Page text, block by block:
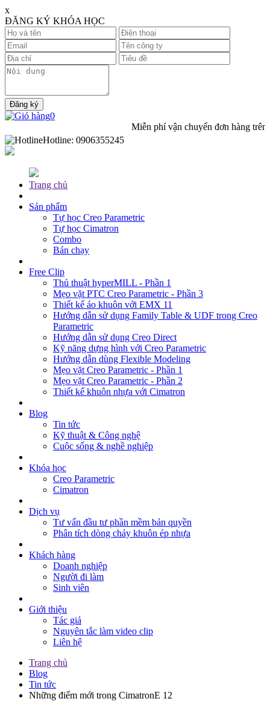
x
ĐĂNG KÝ KHÓA HỌC
0
Miễn phí vận chuyển đơn hàng trên
Hotline: 0906355245
Trang chủ
Sản phẩm
Tự học Creo Parametric
Tự học Cimatron
Combo
Bán chạy
Free Clip
Thủ thuật hyperMILL - Phần 1
Mẹo vặt PTC Creo Parametric - Phần 3
Thiết kế áo khuôn với EMX 11
Hướng dẫn sử dụng Family Table & UDF trong Creo
Parametric
Hướng dẫn sử dụng Creo Direct
Kỹ năng dựng hình với Creo Parametric
Hướng dẫn dùng Flexible Modeling
Mẹo vặt Creo Parametric - Phần 1
Mẹo vặt Creo Parametric - Phần 2
Thiết kế khuôn nhựa với Cimatron
Blog
Tin tức
Kỹ thuật & Công nghệ
Cuộc sống & nghề nghiệp
Khóa học
Creo Parametric
Cimatron
Dịch vụ
Tư vấn đầu tư phần mềm bản quyền
Phân tích dòng chảy khuôn ép nhựa
Khách hàng
Doanh nghiệp
Người đi làm
Sinh viên
Giới thiệu
Tác giả
Nguyên tắc làm video clip
Liên hệ
Trang chủ
Blog
Tin tức
Những điểm mới trong CimatronE 12